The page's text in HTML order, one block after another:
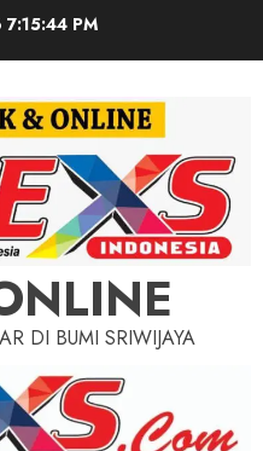
7:15:45 PM
DI BUMI SRIWIJAYA